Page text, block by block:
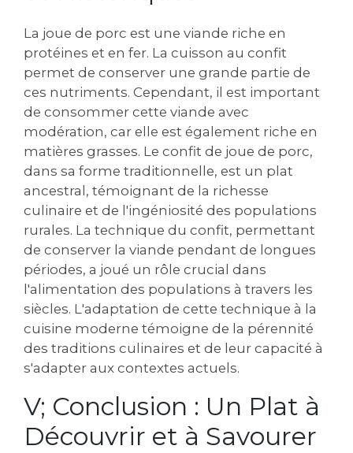
La joue de porc est une viande riche en
protéines et en fer. La cuisson au confit
permet de conserver une grande partie de
ces nutriments. Cependant, il est important
de consommer cette viande avec
modération, car elle est également riche en
matières grasses. Le confit de joue de porc,
dans sa forme traditionnelle, est un plat
ancestral, témoignant de la richesse
culinaire et de l'ingéniosité des populations
rurales. La technique du confit, permettant
de conserver la viande pendant de longues
périodes, a joué un rôle crucial dans
l'alimentation des populations à travers les
siècles. L'adaptation de cette technique à la
cuisine moderne témoigne de la pérennité
des traditions culinaires et de leur capacité à
s'adapter aux contextes actuels.
V; Conclusion : Un Plat à
Découvrir et à Savourer